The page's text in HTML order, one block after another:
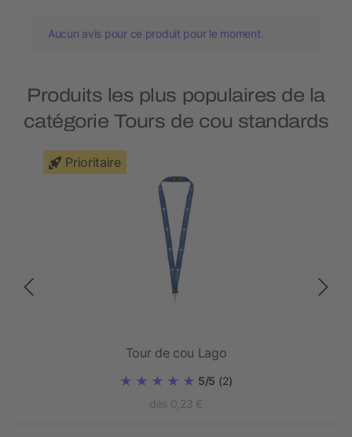
Aucun avis pour ce produit pour le moment.
Produits les plus populaires de la
catégorie Tours de cou standards
Prioritaire
Tour de cou Lago
5/5 (2)
dès 0,23 €